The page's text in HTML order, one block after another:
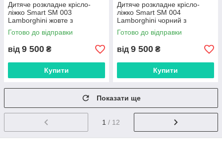
Дитяче розкладне крісло-
ліжко Smart SM 003
Lamborghini жовте з
шухлядою для білизни, для
дітей і підлітків
Готово до відправки
від 9 500 ₴
Купити
Дитяче розкладне крісло-
ліжко Smart SM 004
Lamborghini чорний з
шухлядою для білизни, для
дітей і підлітків
Готово до відправки
від 9 500 ₴
Купити
Показати ще
1 / 12